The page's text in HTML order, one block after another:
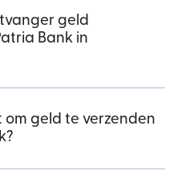
geld
Bank in
om geld te verzenden